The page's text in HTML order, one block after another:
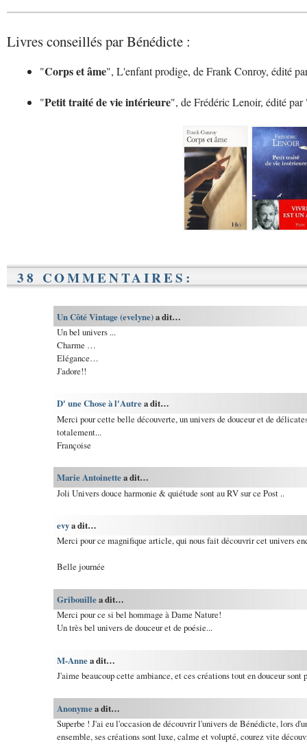
Livres conseillés par Bénédicte :
"Corps et âme", L'enfant prodige, de Frank Conroy, édité
"Petit traité de vie intérieure", de Frédéric Lenoir, édité
38 COMMENTAIRES:
Un Côté Vintage (evelyne)a dit…
Un bel univers ...
Charme …
Elégance…
J'adore!!
D' une Chose à l'Autrea dit…
Merci pour cette belle découverte, un univers de douceur et de
totalement...
Françoise
Marie Antoinettea dit…
Joli Univers douce harmonie & quiétude sont au RV sur ce Post ..
evya dit…
Merci pour ce magnifique article, qui nous fait découvrir cet univers
Belle journée
Gribouillea dit…
Merci pour ce si bel hommage à Dame Nature!
Un très bel univers de douceur et de poésie...
M-Annea dit…
J'aime beaucoup cette ambiance, et ces créations tout en douceur sont
Anonymea dit…
Superbe ! J'ai eu l'occasion de découvrir l'univers de Bénédicte, lors
ensemble, ses créations sont luxe, calme et volupté, courez vite